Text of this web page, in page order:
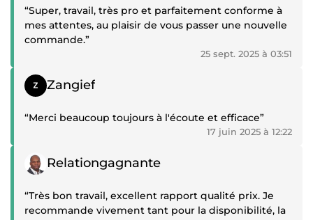
“Super, travail, très pro et parfaitement conforme à
mes attentes, au plaisir de vous passer une nouvelle
commande.”
25 sept. 2025 à 03:51
Témoignage positif
Zangief
“Merci beaucoup toujours à l'écoute et efficace”
17 juin 2025 à 12:22
Témoignage positif
Relationgagnante
“Très bon travail, excellent rapport qualité prix. Je
recommande vivement tant pour la disponibilité, la